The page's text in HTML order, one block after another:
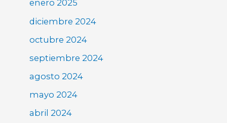
enero 2025
diciembre 2024
octubre 2024
septiembre 2024
agosto 2024
mayo 2024
abril 2024